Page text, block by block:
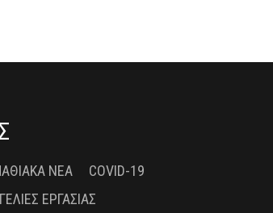
ΝΈΑ
COVID-19
ΕΡΓΑΣΊΑΣ